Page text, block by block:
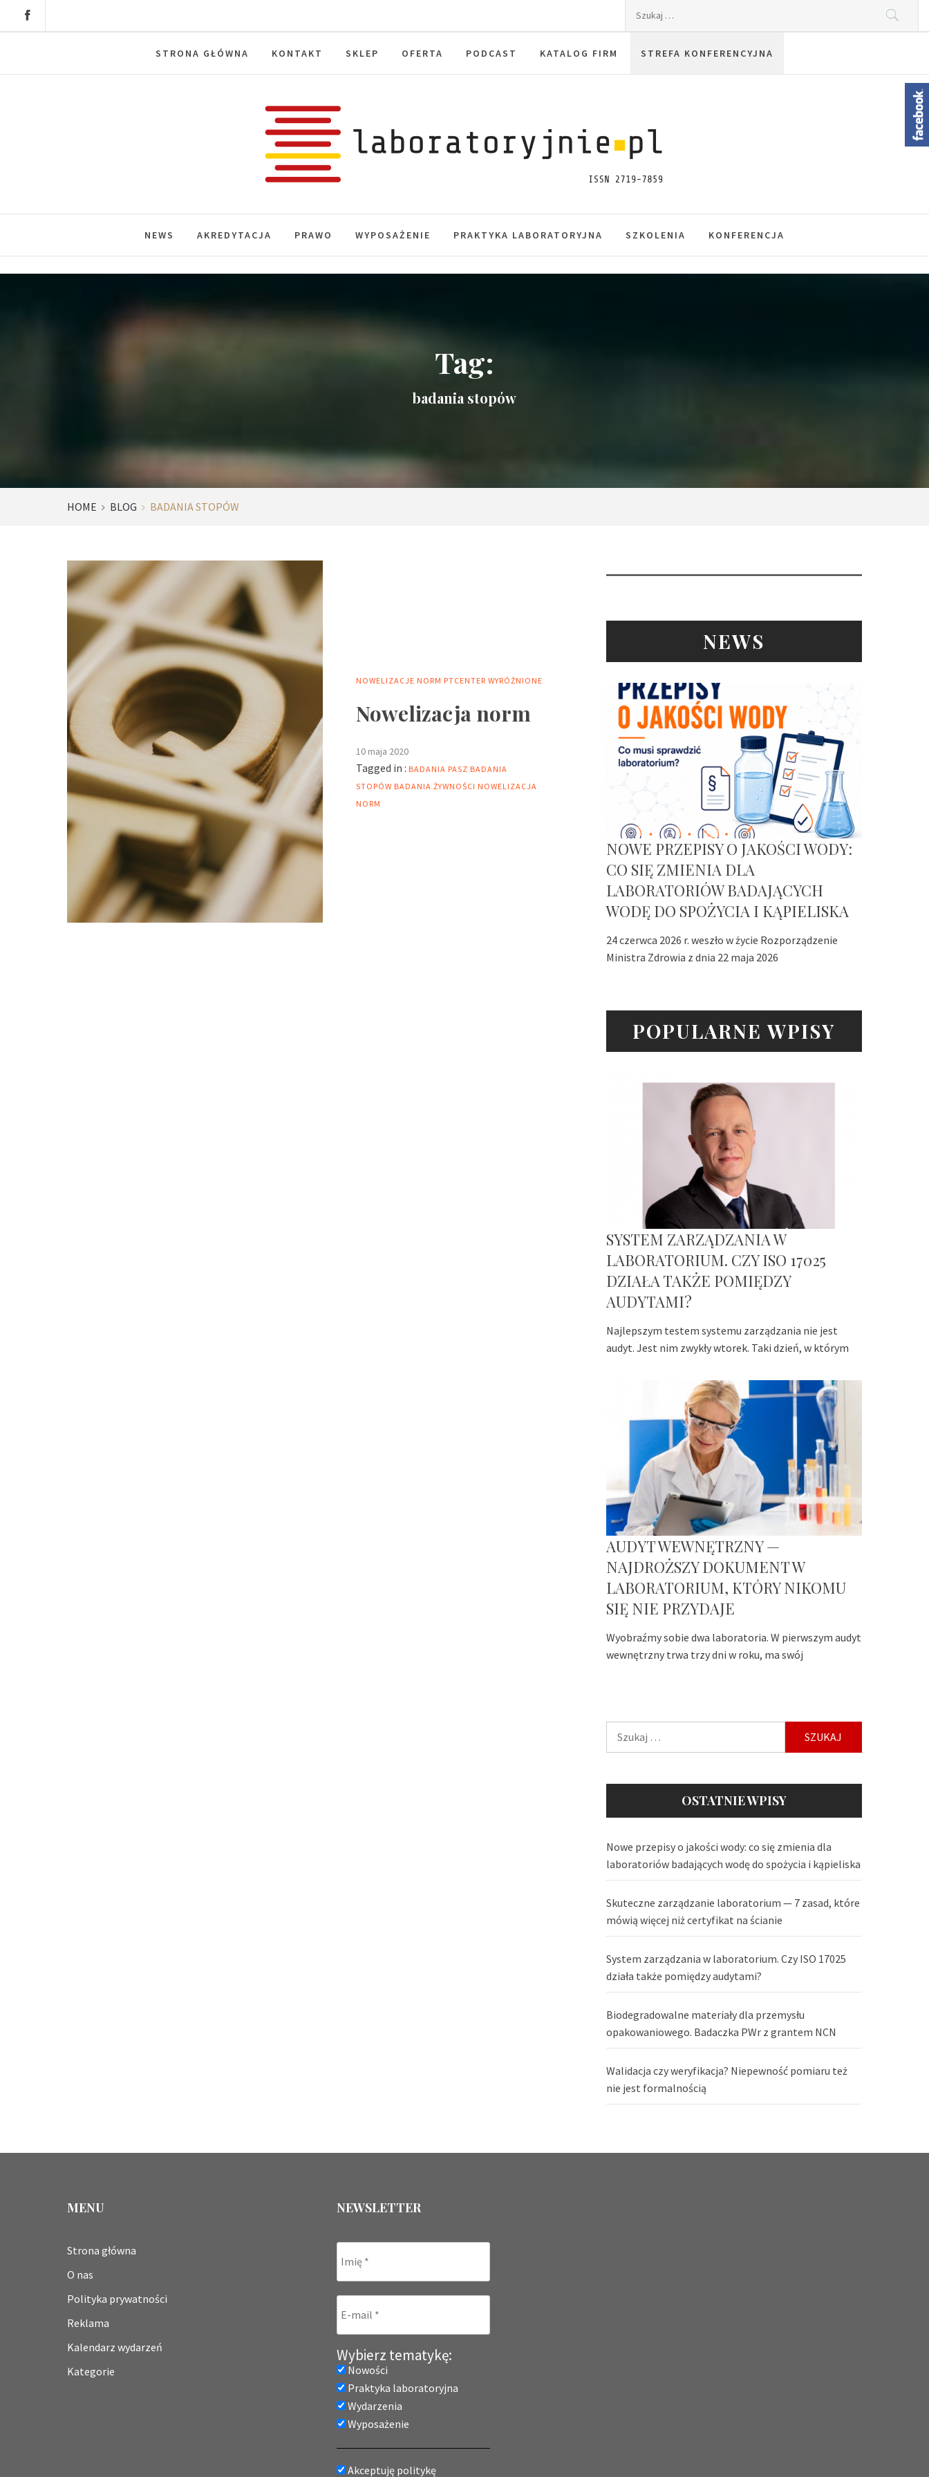
STRONA GŁÓWNA KONTAKT SKLEP OFERTA PODCAST KATALOG FIRM STREFA KONFERENCYJNA
Laboratoryjnie.pl
NEWS AKREDYTACJA PRAWO WYPOSAŻENIE PRAKTYKA LABORATORYJNA SZKOLENIA KONFERENCJA
Tag:
badania stopów
HOME BLOG BADANIA STOPÓW
NOWELIZACJE NORM PTCENTER WYRÓŻNIONE
Nowelizacja norm
10 maja 2020
Tagged in : BADANIA PASZ BADANIA
STOPÓW BADANIA ŻYWNOŚCI NOWELIZACJA
NORM
NEWS
NOWE PRZEPISY O JAKOŚCI WODY:
CO SIĘ ZMIENIA DLA
LABORATORIÓW BADAJĄCYCH
WODĘ DO SPOŻYCIA I KĄPIELISKA
24 czerwca 2026 r. weszło w życie Rozporządzenie
Ministra Zdrowia z dnia 22 maja 2026
POPULARNE WPISY
SYSTEM ZARZĄDZANIA W
LABORATORIUM. CZY ISO 17025
DZIAŁA TAKŻE POMIĘDZY
AUDYTAMI?
Najlepszym testem systemu zarządzania nie jest
audyt. Jest nim zwykły wtorek. Taki dzień, w którym
AUDYT WEWNĘTRZNY —
NAJDROŻSZY DOKUMENT W
LABORATORIUM, KTÓRY NIKOMU
SIĘ NIE PRZYDAJE
Wyobraźmy sobie dwa laboratoria. W pierwszym audyt
wewnętrzny trwa trzy dni w roku, ma swój
OSTATNIE WPISY
Nowe przepisy o jakości wody: co się zmienia dla
laboratoriów badających wodę do spożycia i kąpieliska
Skuteczne zarządzanie laboratorium — 7 zasad, które
mówią więcej niż certyfikat na ścianie
System zarządzania w laboratorium. Czy ISO 17025
działa także pomiędzy audytami?
Biodegradowalne materiały dla przemysłu
opakowaniowego. Badaczka PWr z grantem NCN
Walidacja czy weryfikacja? Niepewność pomiaru też
nie jest formalnością
MENU
Strona główna
O nas
Polityka prywatności
Reklama
Kalendarz wydarzeń
Kategorie
NEWSLETTER
Wybierz tematykę:
Nowości
Praktyka laboratoryjna
Wydarzenia
Wyposażenie
Akceptuję politykę